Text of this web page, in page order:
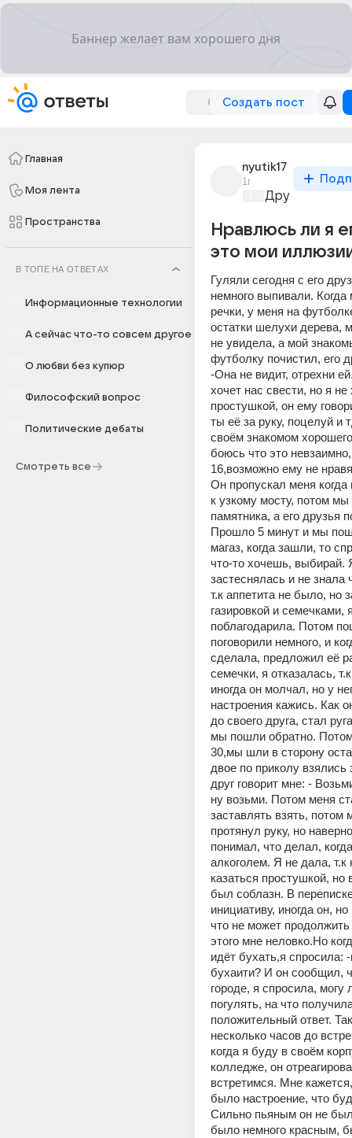
Создать пост
Главная
Моя лента
Пространства
В ТОПЕ НА ОТВЕТАХ
Информационные технологии
А сейчас что-то совсем другое
О любви без купюр
Философский вопрос
Политические дебаты
Смотреть все
nyutik17
1г
Дружба на
Нравлюсь ли я
это мои
Гуляли сегодня с его
немного выпивали.
речки, у меня на
остатки шелухи дерева,
не увидела, а мой
футболку почистил, его
-Она не видит, отрехни
хочет нас свести, но я
простушкой, он ему
ты еë за руку, поцелуй и
своём знакомом
боюсь что это
16,возможно ему не
Он пропускал меня
к узкому мосту, потом мы
памятника, а его друзья
Прошло 5 минут и мы
магаз, когда зашли, то
что-то хочешь, выбирай.
застеснялась и не знала
т.к аппетита не было, но
газировкой и семечками,
поблагодарила. Потом
поговорили немного, и
сделала, предложил еë
семечки, я отказалась,
иногда он молчал, но у
настроения кажись. Как
до своего друга, стал
мы пошли обратно.
30,мы шли в сторону
двое по приколу взялись
друг говорит мне: -
ну возьми. Потом меня
заставлять взять, потом
протянул руку, но
понимал, что делал,
алкоголем. Я не дала, т.к
казаться простушкой, но
был соблазн. В
инициативу, иногда он,
что не может продолжить
этого мне неловко.Но
идёт бухать,я спросила:
бухаити? И он сообщил,
городе, я спросила, могу
погулять, на что
положительный ответ.
несколько часов до
когда я буду в своём
колледже, он
встретимся. Мне
было настроение, что
Сильно пьяным он не
было немного красным,